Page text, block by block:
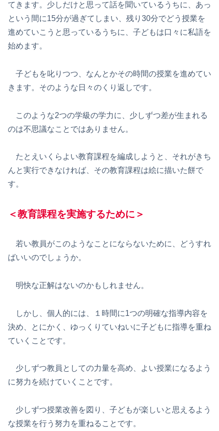
てきます。少しだけと思って話を聞いているうちに、あっ
という間に15分が過ぎてしまい、残り30分でどう授業を
進めていこうと思っているうちに、子どもは口々に私語を
始めます。
子どもを叱りつつ、なんとかその時間の授業を進めてい
きます。そのような日々のくり返しです。
このような2つの学級の学力に、少しずつ差が生まれる
のは不思議なことではありません。
たとえいくらよい教育課程を編成しようと、それがきち
んと実行できなければ、その教育課程は絵に描いた餅で
す。
＜教育課程を実施するために＞
若い教員がこのようなことにならないために、どうすれ
ばいいのでしょうか。
明快な正解はないのかもしれません。
しかし、個人的には、１時間に1つの明確な指導内容を
決め、とにかく、ゆっくりていねいに子どもに指導を重ね
ていくことです。
少しずつ教員としての力量を高め、よい授業になるよう
に努力を続けていくことです。
少しずつ授業改善を図り、子どもが楽しいと思えるよう
な授業を行う努力を重ねることです。